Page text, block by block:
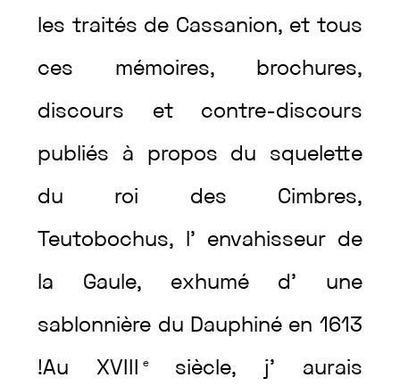
les traités de Cassanion, et tous
ces mémoires, brochures,
discours et contre-discours
publiés à propos du squelette
du roi des Cimbres,
Teutobochus, l’ envahisseur de
la Gaule, exhumé d’ une
sablonnière du Dauphiné en 1613
!AuXVIII e siècle, j’ aurais